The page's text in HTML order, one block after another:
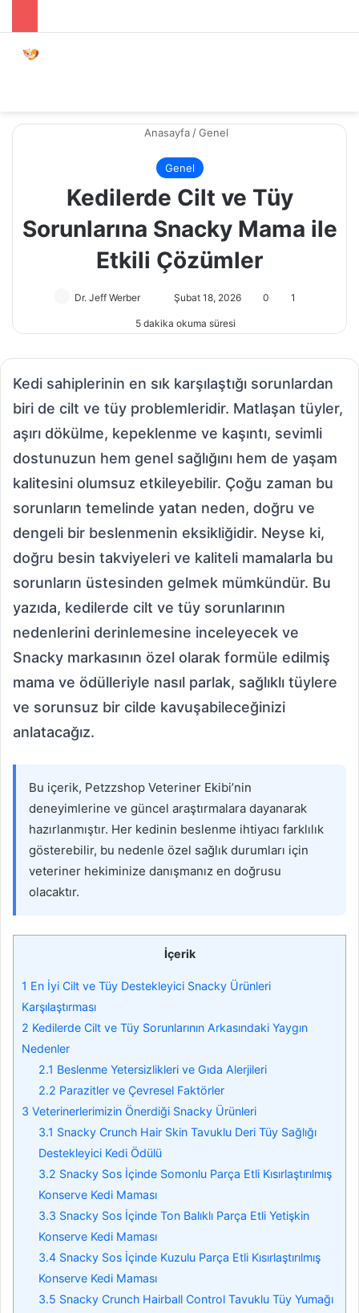
Anasayfa /Genel
Genel
Kedilerde Cilt ve Tüy
Sorunlarına Snacky Mama ile
Etkili Çözümler
Dr. Jeff Werber
posta
Şubat 18, 2026 0 1
5 dakika okuma süresi
Kedi sahiplerinin en sık karşılaştığı sorunlardan
biri de cilt ve tüy problemleridir. Matlaşan tüyler,
aşırı dökülme, kepeklenme ve kaşıntı, sevimli
dostunuzun hem genel sağlığını hem de yaşam
kalitesini olumsuz etkileyebilir. Çoğu zaman bu
sorunların temelinde yatan neden, doğru ve
dengeli bir beslenmenin eksikliğidir. Neyse ki,
doğru besin takviyeleri ve kaliteli mamalarla bu
sorunların üstesinden gelmek mümkündür. Bu
yazıda, kedilerde cilt ve tüy sorunlarının
nedenlerini derinlemesine inceleyecek ve
Snacky markasının özel olarak formüle edilmiş
mama ve ödülleriyle nasıl parlak, sağlıklı tüylere
ve sorunsuz bir cilde kavuşabileceğinizi
anlatacağız.
Bu içerik, Petzzshop Veteriner Ekibi’nin
deneyimlerine ve güncel araştırmalara dayanarak
hazırlanmıştır. Her kedinin beslenme ihtiyacı farklılık
gösterebilir, bu nedenle özel sağlık durumları için
veteriner hekiminize danışmanız en doğrusu
olacaktır.
İçerik
1 En İyi Cilt ve Tüy Destekleyici Snacky Ürünleri
Karşılaştırması
2 Kedilerde Cilt ve Tüy Sorunlarının Arkasındaki Yaygın
Nedenler
2.1 Beslenme Yetersizlikleri ve Gıda Alerjileri
2.2 Parazitler ve Çevresel Faktörler
3 Veterinerlerimizin Önerdiği Snacky Ürünleri
3.1 Snacky Crunch Hair Skin Tavuklu Deri Tüy Sağlığı
Destekleyici Kedi Ödülü
3.2 Snacky Sos İçinde Somonlu Parça Etli Kısırlaştırılmış
Konserve Kedi Maması
3.3 Snacky Sos İçinde Ton Balıklı Parça Etli Yetişkin
Konserve Kedi Maması
3.4 Snacky Sos İçinde Kuzulu Parça Etli Kısırlaştırılmış
Konserve Kedi Maması
3.5 Snacky Crunch Hairball Control Tavuklu Tüy Yumağı